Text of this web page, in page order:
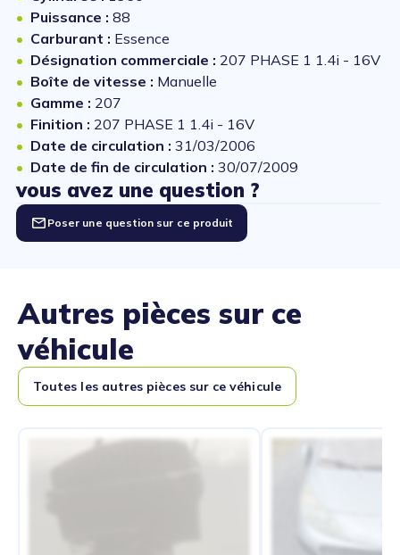
Puissance : 88
Carburant : Essence
Désignation commerciale : 207 PHASE 1 1.4i - 16V
Boîte de vitesse : Manuelle
Gamme : 207
Finition : 207 PHASE 1 1.4i - 16V
Date de circulation : 31/03/2006
Date de fin de circulation : 30/07/2009
vous avez une question ?
Poser une question sur ce produit
Autres pièces sur ce
véhicule
Toutes les autres pièces sur ce véhicule